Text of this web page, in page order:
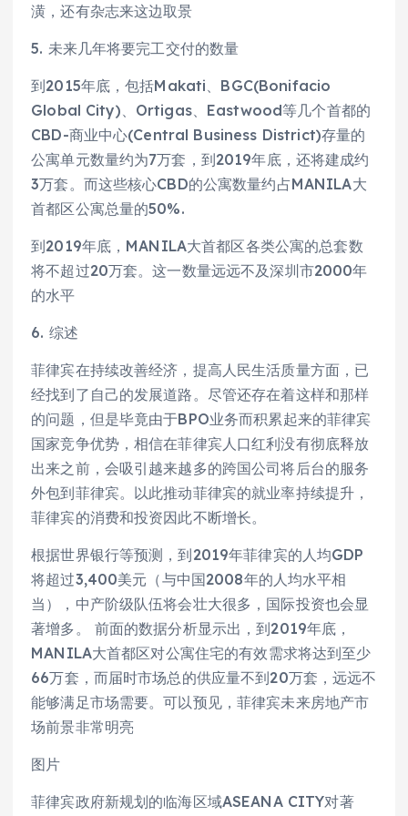
潢，还有杂志来这边取景
5. 未来几年将要完工交付的数量
到2015年底，包括Makati、BGC(Bonifacio
Global City)、Ortigas、Eastwood等几个首都的
CBD-商业中心(Central Business District)存量的
公寓单元数量约为7万套，到2019年底，还将建成约
3万套。而这些核心CBD的公寓数量约占MANILA大
首都区公寓总量的50%.
到2019年底，MANILA大首都区各类公寓的总套数
将不超过20万套。这一数量远远不及深圳市2000年
的水平
6. 综述
菲律宾在持续改善经济，提高人民生活质量方面，已
经找到了自己的发展道路。尽管还存在着这样和那样
的问题，但是毕竟由于BPO业务而积累起来的菲律宾
国家竞争优势，相信在菲律宾人口红利没有彻底释放
出来之前，会吸引越来越多的跨国公司将后台的服务
外包到菲律宾。以此推动菲律宾的就业率持续提升，
菲律宾的消费和投资因此不断增长。
根据世界银行等预测，到2019年菲律宾的人均GDP
将超过3,400美元（与中国2008年的人均水平相
当），中产阶级队伍将会壮大很多，国际投资也会显
著增多。 前面的数据分析显示出，到2019年底，
MANILA大首都区对公寓住宅的有效需求将达到至少
66万套，而届时市场总的供应量不到20万套，远远不
能够满足市场需要。可以预见，菲律宾未来房地产市
场前景非常明亮
图片
菲律宾政府新规划的临海区域ASEANA CITY对著